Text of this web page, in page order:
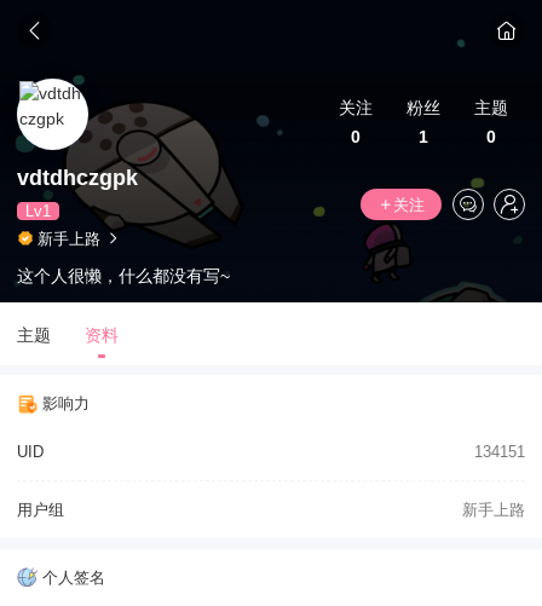
关注
0
粉丝
1
主题
0
vdtdhczgpk
Lv1
关注
新手上路
这个人很懒，什么都没有写~
主题 资料
影响力
UID 134151
用户组 新手上路
个人签名